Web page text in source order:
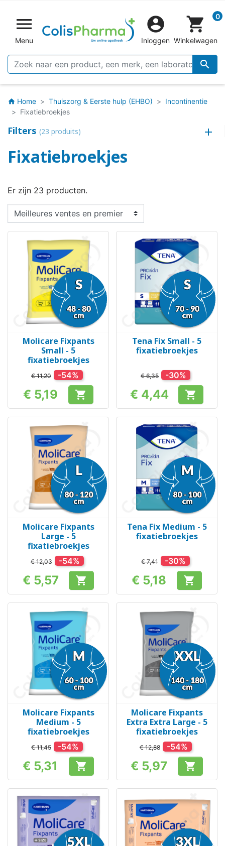

Menu


Inloggen
shopping_cart 0
Winkelwagen
home Home Thuiszorg & Eerste hulp (EHBO)
Incontinentie
Fixatiebroekjes
Filters (23 produits)
Fixatiebroekjes
Er zijn 23 producten.
Molicare Fixpants
Small - 5
fixatiebroekjes
€ 11,20 -54%
Prijs
€ 5,19 
Tena Fix Small - 5
fixatiebroekjes
€ 6,35 -30%
Prijs
€ 4,44 
Molicare Fixpants
Large - 5
fixatiebroekjes
€ 12,03 -54%
Prijs
€ 5,57 
Tena Fix Medium - 5
fixatiebroekjes
€ 7,41 -30%
Prijs
€ 5,18 
Molicare Fixpants
Medium - 5
fixatiebroekjes
€ 11,45 -54%
Prijs
€ 5,31 
Molicare Fixpants
Extra Extra Large - 5
fixatiebroekjes
€ 12,88 -54%
Prijs
€ 5,97 